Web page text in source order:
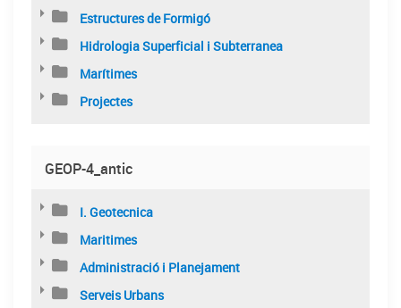
Estructures de Formigó
Hidrologia Superficial i Subterranea
Marítimes
Projectes
GEOP-4_antic
I. Geotecnica
Maritimes
Administració i Planejament
Serveis Urbans